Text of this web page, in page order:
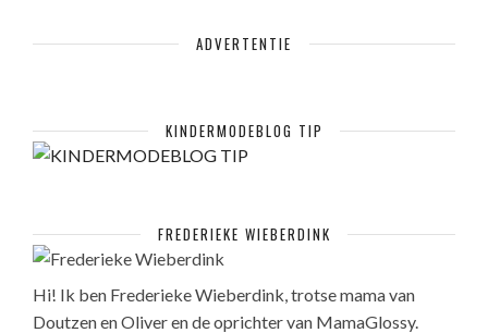
ADVERTENTIE
KINDERMODEBLOG TIP
FREDERIEKE WIEBERDINK
Hi! Ik ben Frederieke Wieberdink, trotse mama van
Doutzen en Oliver en de oprichter van MamaGlossy.